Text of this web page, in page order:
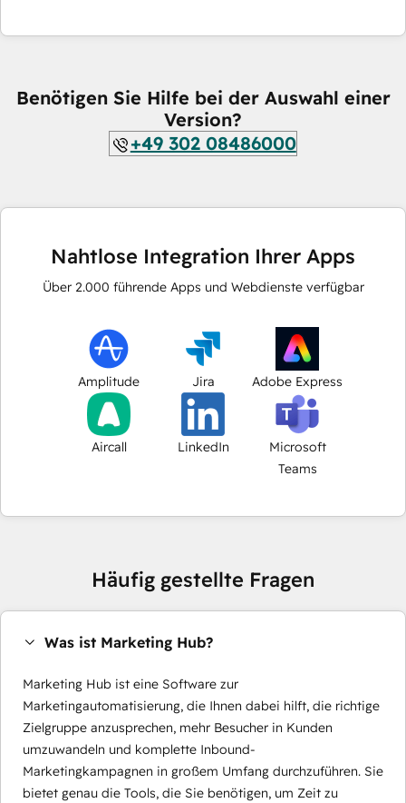
Benötigen Sie Hilfe bei der Auswahl einer
Version?
+49 302 08486000
Nahtlose Integration Ihrer Apps
Über 2.000 führende Apps und Webdienste verfügbar
Amplitude Jira Adobe Express
Aircall LinkedIn
Microsoft
Teams
Häufig gestellte Fragen
Was ist Marketing Hub?
Marketing Hub ist eine Software zur
Marketingautomatisierung, die Ihnen dabei hilft, die richtige
Zielgruppe anzusprechen, mehr Besucher in Kunden
umzuwandeln und komplette Inbound-
Marketingkampagnen in großem Umfang durchzuführen. Sie
bietet genau die Tools, die Sie benötigen, um Zeit zu